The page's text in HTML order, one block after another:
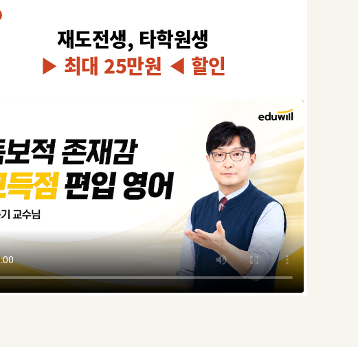
재도전생, 타학원생
▶ 최대 25만원 ◀ 할인